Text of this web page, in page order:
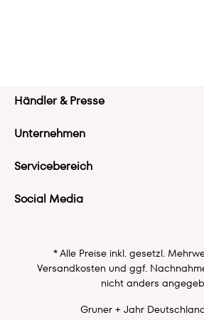
Händler & Presse
Unternehmen
Servicebereich
Social Media
* Alle Preise inkl. gesetzl.
Versandkosten und ggf.
nicht anders
Gruner + Jahr